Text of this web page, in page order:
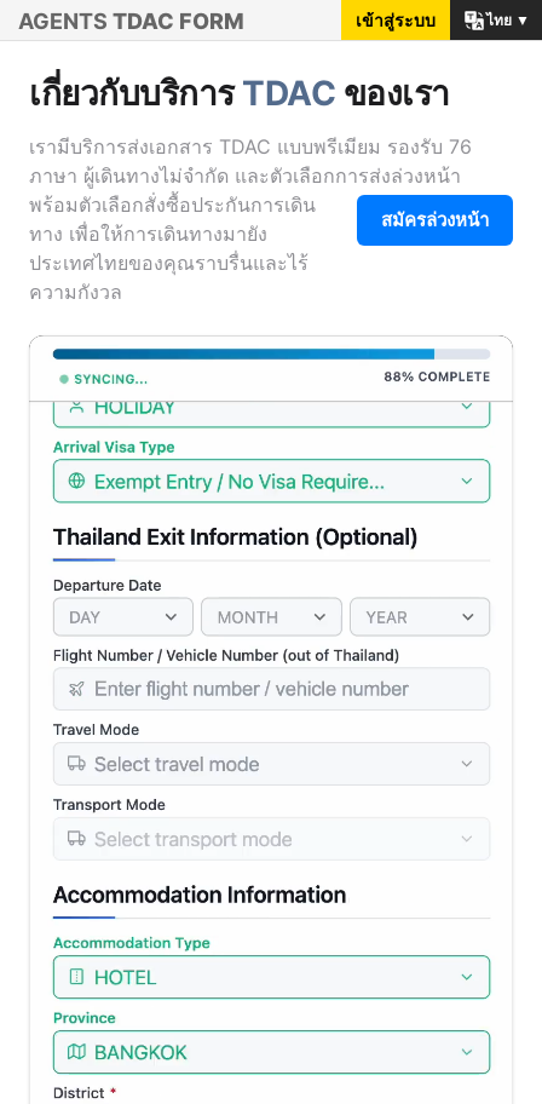
AGENTS TDAC FORM เข้าสู่ระบบ ไทย ▼
เกี่ยวกับบริการTDAC ของเรา
เรามีบริการส่งเอกสาร TDAC แบบพรีเมียม รองรับ 76
ภาษา ผู้เดินทางไม่จำกัด และตัวเลือกการส่งล่วงหน้า
สมัครล่วงหน้า
พร้อมตัวเลือกสั่งซื้อประกันการเดิน
ทาง เพื่อให้การเดินทางมายัง
ประเทศไทยของคุณราบรื่นและไร้
ความกังวล